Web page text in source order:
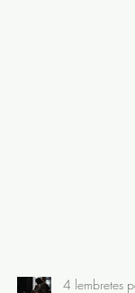
4 lembretes